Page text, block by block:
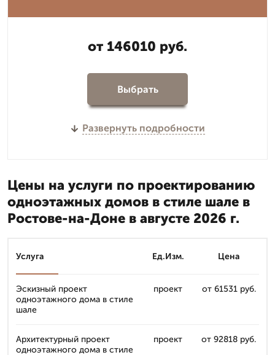
от 146010 руб.
Выбрать
Развернуть подробности
Цены на услуги по проектированию
одноэтажных домов в стиле шале в
Ростове-на-Доне в августе 2026 г.
Услуга Ед.Изм. Цена
Эскизный проект
одноэтажного дома в стиле
шале
проект от 61531 руб.
Архитектурный проект
одноэтажного дома в стиле
проект от 92818 руб.